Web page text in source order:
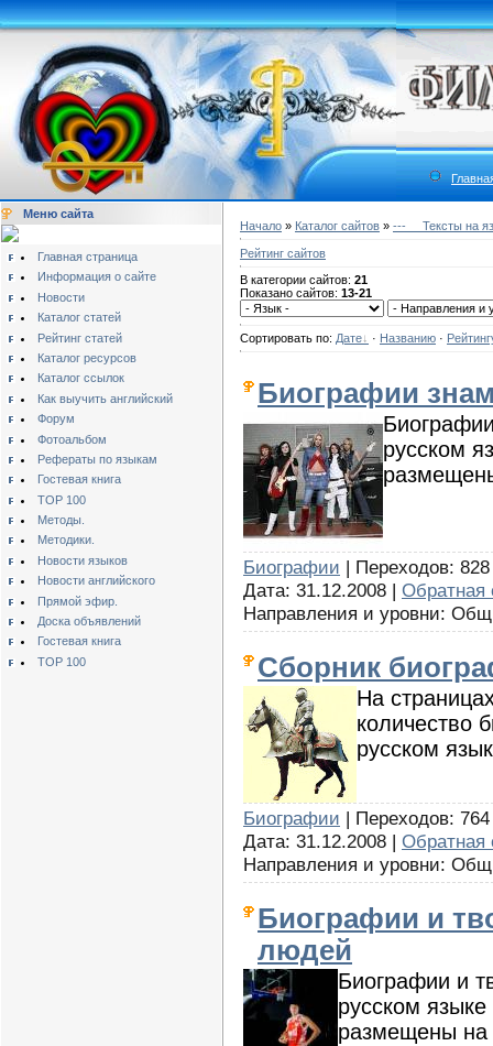
Меню сайта
Главная страница
Информация о сайте
Новости
Каталог статей
Рейтинг статей
Каталог ресурсов
Каталог ссылок
Как выучить английский
Форум
Фотоальбом
Рефераты по языкам
Гостевая книга
TOP 100
Методы.
Методики.
Новости языков
Новости английского
Прямой эфир.
Доска объявлений
Гостевая книга
TOP 100
Начало » Каталог сайтов » ---__ Тексты на
Рейтинг сайтов
В категории сайтов: 21
Показано сайтов: 13-21
Сортировать по: Дате · Названию ·
Биографии
русском
Биографии | Переходов:
Дата: 31.12.2008 | Обратная
Направления и уровни:
Сборник
На
количество
русском
Биографии | Переходов:
Дата: 31.12.2008 | Обратная
Направления и уровни:
Биографии и
людей
Биографии и
русском
размещены на